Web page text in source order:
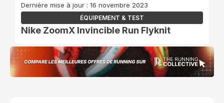
Dernière mise à jour : 16 novembre 2023
ÉQUIPEMENT & TEST
Nike ZoomX Invincible Run Flyknit